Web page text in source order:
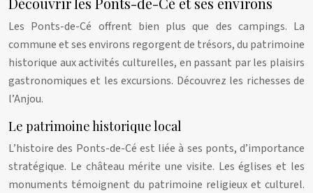
Les Ponts-de-Cé offrent bien plus que des campings. La
commune et ses environs regorgent de trésors, du patrimoine
historique aux activités culturelles, en passant par les plaisirs
gastronomiques et les excursions. Découvrez les richesses de
l’Anjou.
Le patrimoine historique local
L’histoire des Ponts-de-Cé est liée à ses ponts, d’importance
stratégique. Le château mérite une visite. Les églises et les
monuments témoignent du patrimoine religieux et culturel.